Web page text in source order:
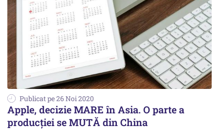
Publicat pe 26 Noi 2020
Apple, decizie MARE în Asia. O parte a
producției se MUTĂ din China